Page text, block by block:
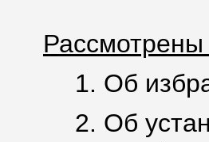
1. Об
2. Об